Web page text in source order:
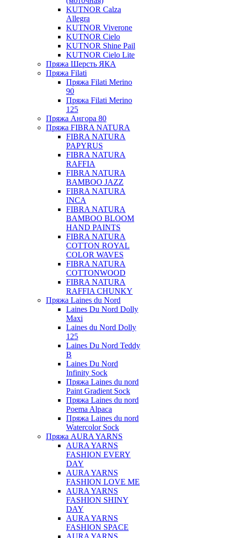
KUTNOR Calza
Allegra
KUTNOR Viverone
KUTNOR Cielo
KUTNOR Shine Pail
KUTNOR Cielo Lite
Пряжа Шерсть ЯКА
Пряжа Filati
Пряжа Filati Merino
90
Пряжа Filati Merino
125
Пряжа Ангора 80
Пряжа FIBRA NATURA
FIBRA NATURA
PAPYRUS
FIBRA NATURA
RAFFIA
FIBRA NATURA
BAMBOO JAZZ
FIBRA NATURA
INCA
FIBRA NATURA
BAMBOO BLOOM
HAND PAINTS
FIBRA NATURA
COTTON ROYAL
COLOR WAVES
FIBRA NATURA
COTTONWOOD
FIBRA NATURA
RAFFIA CHUNKY
Пряжа Laines du Nord
Laines Du Nord Dolly
Maxi
Laines du Nord Dolly
125
Laines Du Nord Teddy
B
Laines Du Nord
Infinity Sock
Пряжа Laines du nord
Paint Gradient Sock
Пряжа Laines du nord
Poema Alpaca
Пряжа Laines du nord
Watercolor Sock
Пряжа AURA YARNS
AURA YARNS
FASHION EVERY
DAY
AURA YARNS
FASHION LOVE ME
AURA YARNS
FASHION SHINY
DAY
AURA YARNS
FASHION SPACE
AURA YARNS